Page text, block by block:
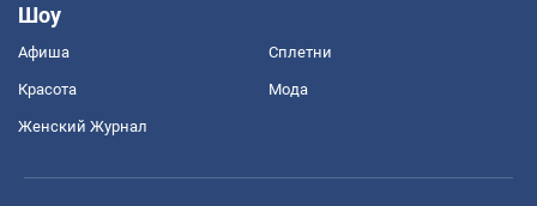
Шоу
Афиша Сплетни
Красота Мода
Женский Журнал